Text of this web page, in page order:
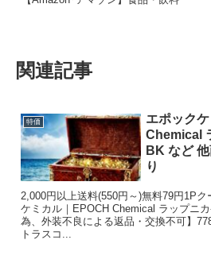
関連記事
特価
エポック
Chemical
BK など
り
2,000円以上送料(550円～)無料79円1P
ケミカル｜EPOCH Chemical ラップニ
為、外装不良による返品・交換不可】
トラスコ...